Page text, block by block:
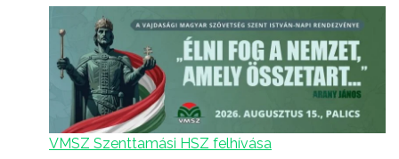
VMSZ Szenttamási HSZ felhívása